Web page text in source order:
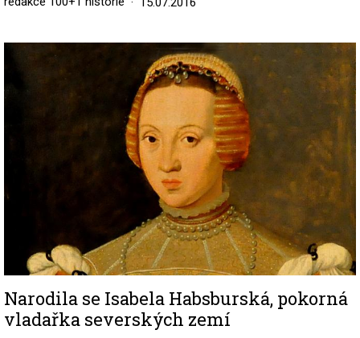
Narodila se Isabela Habsburská, pokorná
vladařka severských zemí